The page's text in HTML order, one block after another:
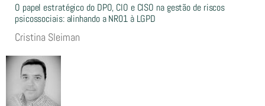
O papel estratégico do DPO, CIO e CISO na gestão de riscos
psicossociais: alinhando a NR01 à LGPD
Cristina Sleiman